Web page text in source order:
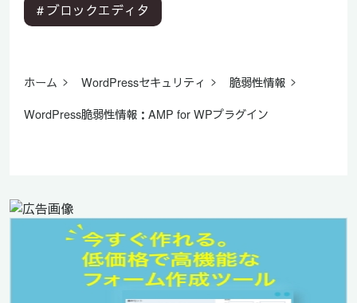
# ブロックエディタ
ホーム WordPressセキュリティ
脆弱性情報
WordPress脆弱性情報：AMP for WPプラグイン